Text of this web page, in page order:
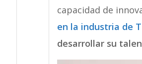
capacidad de
en la industria de
desarrollar su